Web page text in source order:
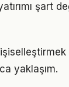
şart
yaklaşım.